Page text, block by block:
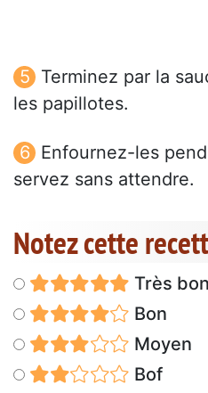
Terminez par la
les papillotes.
Enfournez-les
servez sans attendre.
Notez cette
Très
Bon
Moyen
Bof